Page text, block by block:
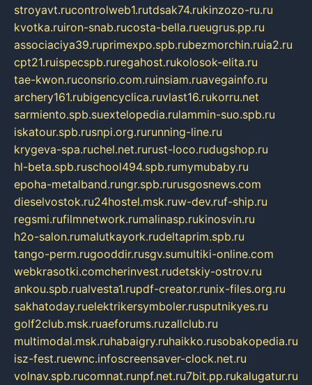
stroyavt.rucontrolweb1.rutdsak74.rukinzozo-ru.ru
kvotka.ruiron-snab.rucosta-bella.rueugrus.pp.ru
associaciya39.ruprimexpo.spb.rubezmorchin.ruia2.ru
cpt21.ruispecspb.ruregahost.rukolosok-elita.ru
tae-kwon.ruconsrio.com.ruinsiam.ruavegainfo.ru
archery161.rubigencyclica.ruvlast16.rukorru.net
sarmiento.spb.suextelopedia.rulammin-suo.spb.ru
iskatour.spb.rusnpi.org.rurunning-line.ru
krygeva-spa.ruchel.net.rurust-loco.rudugshop.ru
hl-beta.spb.ruschool494.spb.rumymubaby.ru
epoha-metalband.rungr.spb.rurusgosnews.com
dieselvostok.ru24hostel.msk.ruw-dev.ruf-ship.ru
regsmi.rufilmnetwork.rumalinasp.rukinosvin.ru
h2o-salon.rumalutkayork.rudeltaprim.spb.ru
tango-perm.rugooddir.rusgv.sumultiki-online.com
webkrasotki.comcherinvest.rudetskiy-ostrov.ru
ankou.spb.rualvesta1.rupdf-creator.runix-files.org.ru
sakhatoday.ruelektrikersymboler.rusputnikyes.ru
golf2club.msk.ruaeforums.ruzallclub.ru
multimodal.msk.ruhabaigry.ruhaikko.rusobakopedia.ru
isz-fest.ruewnc.infoscreensaver-clock.net.ru
volnav.spb.rucomnat.runpf.net.ru7bit.pp.rukalugatur.ru